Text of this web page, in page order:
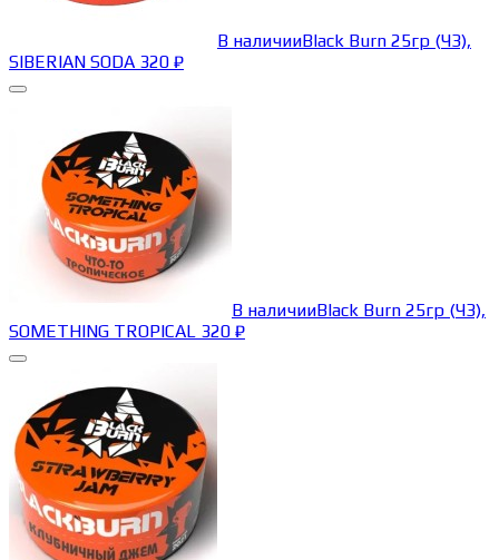
В наличииBlack Burn 25гр (ЧЗ),
SIBERIAN SODA 320 ₽
В наличииBlack Burn 25гр (ЧЗ),
SOMETHING TROPICAL 320 ₽